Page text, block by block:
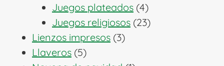
productos
Juegos plateados 44
productos
Juegos religiosos 2323
Lienzos impresos 33
Llaveros 55